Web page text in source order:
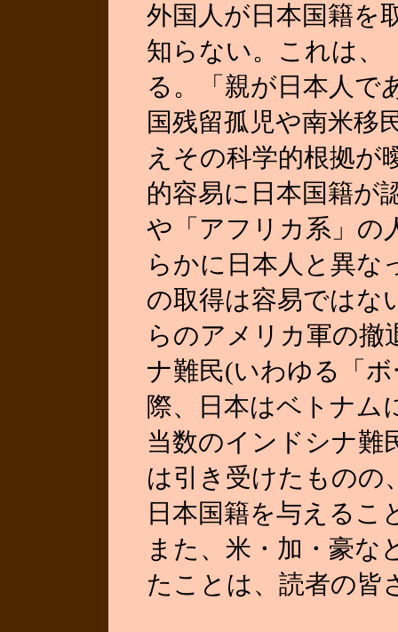
外国人が日本国籍を
知らない。これは、
る。「親が日本人で
国残留孤児や南米移
えその科学的根拠が
的容易に日本国籍が
や「アフリカ系」の
らかに日本人と異な
の取得は容易ではな
らのアメリカ軍の撤
ナ難民(いわゆる「
際、日本はベトナム
当数のインドシナ難
は引き受けたものの
日本国籍を与えるこ
また、米・加・豪な
たことは、読者の皆